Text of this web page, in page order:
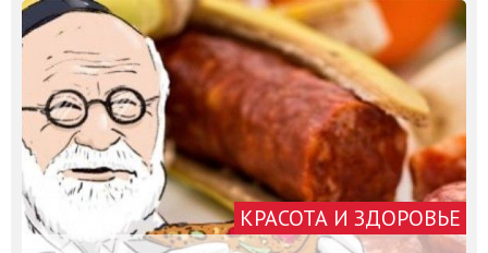
КРАСОТА И ЗДОРОВЬЕ